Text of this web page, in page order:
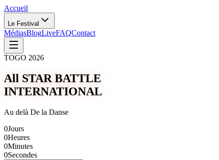
Accueil
Le Festival
MédiasBlogLiveFAQContact
TOGO 2026
All STAR BATTLE
INTERNATIONAL
Au delà De la Danse
0Jours
0Heures
0Minutes
0Secondes